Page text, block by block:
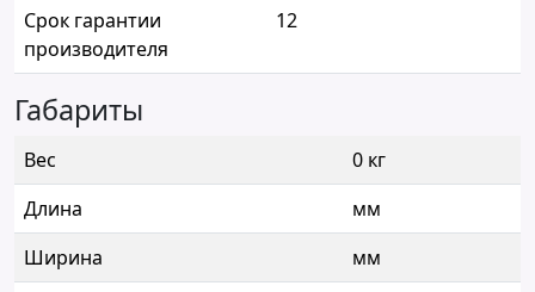
Срок гарантии
производителя
12
Габариты
Вес
0 кг
Длина
мм
Ширина
мм